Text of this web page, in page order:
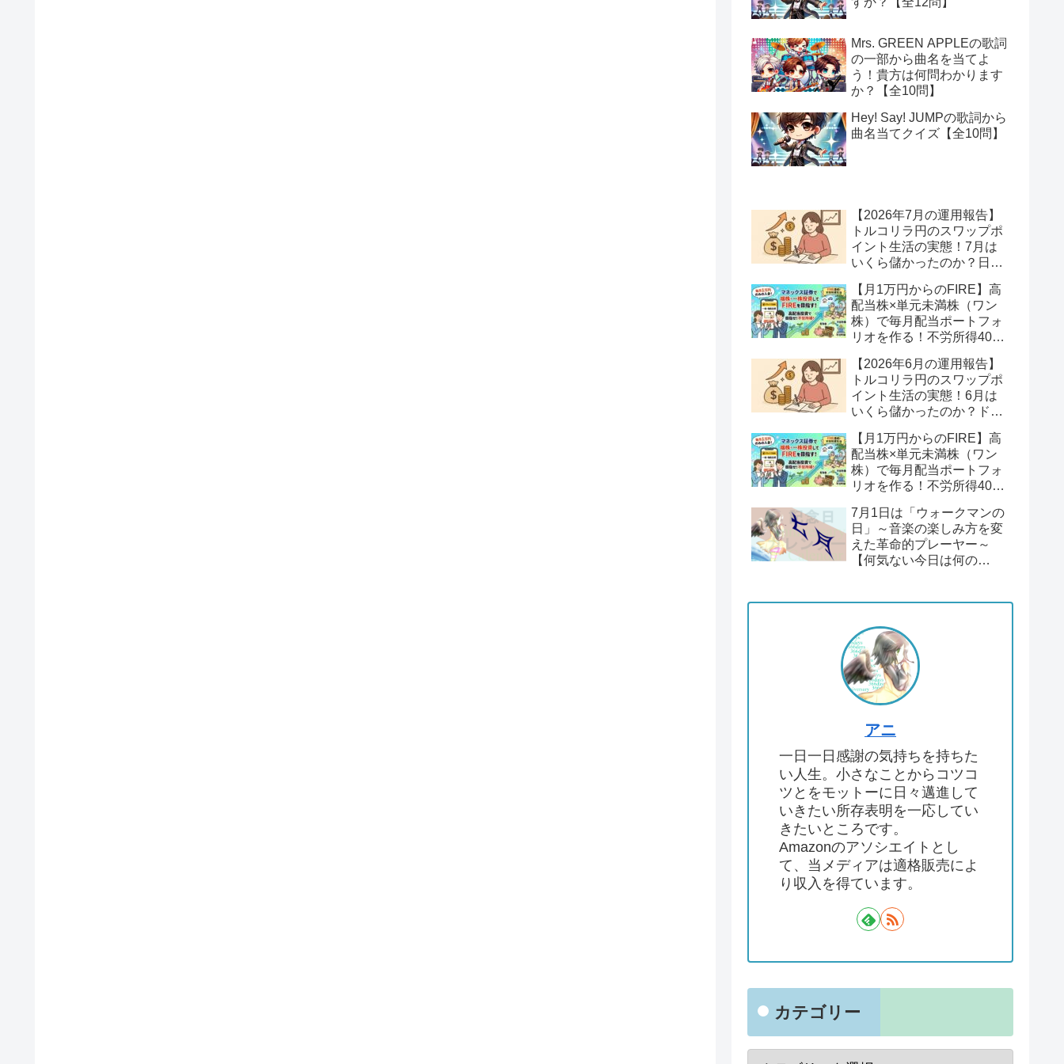
Mrs. GREEN APPLEの歌詞
の一部から曲名を当てよ
う！貴方は何問わかります
か？【全10問】
Hey! Say! JUMPの歌詞から
曲名当てクイズ【全10問】
【2026年7月の運用報告】
トルコリラ円のスワップポ
イント生活の実態！7月は
いくら儲かったのか？日本
へ一歩進んだ？
【月1万円からのFIRE】高
配当株×単元未満株（ワン
株）で毎月配当ポートフォ
リオを作る！不労所得400
回】
【2026年6月の運用報告】
トルコリラ円のスワップポ
イント生活の実態！6月は
いくら儲かったのか？ドル
【月1万円からのFIRE】高
配当株×単元未満株（ワン
株）で毎月配当ポートフォ
リオを作る！不労所得400
回】
7月1日は「ウォークマンの
日」～音楽の楽しみ方を変
えた革命的プレーヤー～
【何気ない今日は何の
アニ
一日一日感謝の気持ちを持ちた
い人生。小さなことからコツコ
ツとをモットーに日々邁進して
いきたい所存表明を一応してい
きたいところです。
Amazonのアソシエイトとし
て、当メディアは適格販売によ
り収入を得ています。
カテゴリー